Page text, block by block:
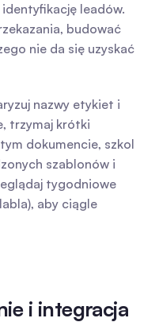
leadów.
budować
nie da się uzyskać
nazwy etykiet i
trzymaj krótki
dokumencie, szkol
szablonów i
tygodniowe
aby ciągle
i integracja